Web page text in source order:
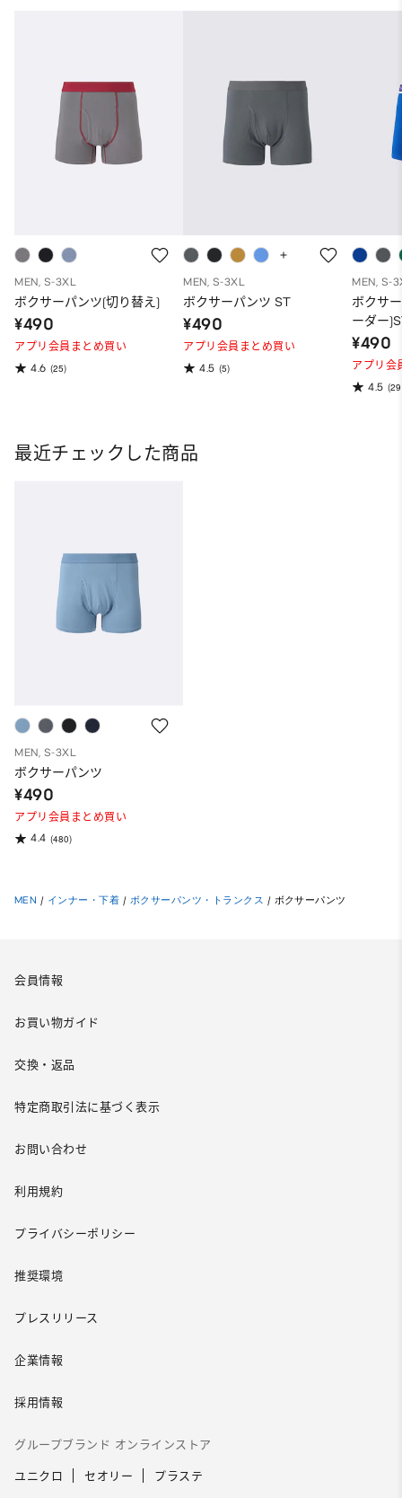
MEN, S-3XL
ボクサーパンツ(切り替え)
¥490
アプリ会員まとめ買い
4.6 (25)
MEN, S-3XL
ボクサーパンツ ST
¥490
アプリ会員まとめ買い
4.5 (5)
MEN, S-
ボクサ
ーダー
¥490
アプリ会
4.5
最近チェックした商品
MEN, S-3XL
ボクサーパンツ
¥490
アプリ会員まとめ買い
4.4 (480)
MEN / インナー・下着 / ボクサーパンツ・トランクス / ボクサーパンツ
会員情報
お買い物ガイド
交換・返品
特定商取引法に基づく表示
お問い合わせ
利用規約
プライバシーポリシー
推奨環境
プレスリリース
企業情報
採用情報
グループブランド オンラインストア
ユニクロ セオリー プラステ